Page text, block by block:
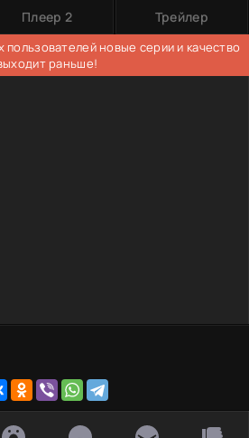
Плеер 2 Трейлер
новые серии и качество
раньше!